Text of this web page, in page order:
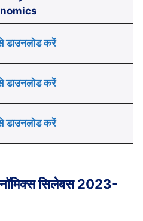
डाउनलोड करें
डाउनलोड करें
डाउनलोड करें
सिलेबस 2023-